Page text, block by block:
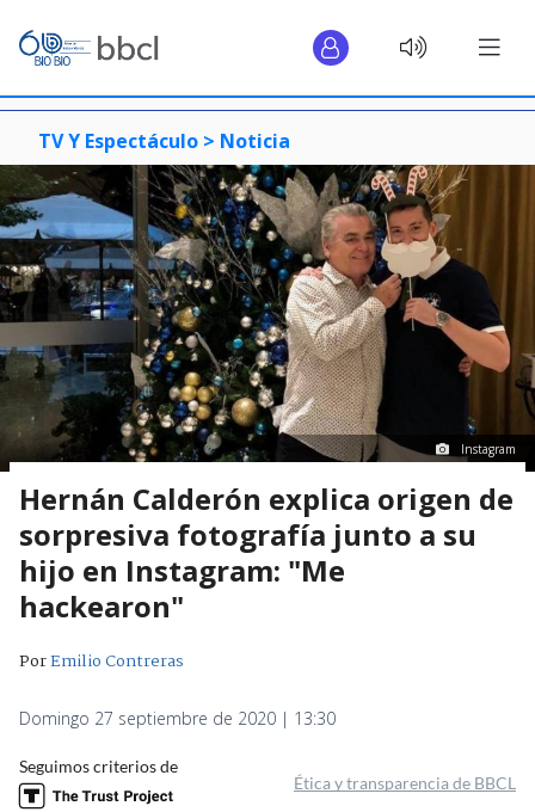
TV Y Espectáculo > Noticia
Instagram
Hernán Calderón explica origen de
sorpresiva fotografía junto a su
hijo en Instagram: "Me
hackearon"
PorEmilio Contreras
Domingo 27 septiembre de 2020 | 13:30
Seguimos criterios de
Ética y transparencia de BBCL